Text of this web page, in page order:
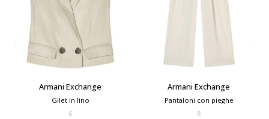
Armani Exchange
Gilet in lino
6
Armani Exchange
Pantaloni con pieghe
8